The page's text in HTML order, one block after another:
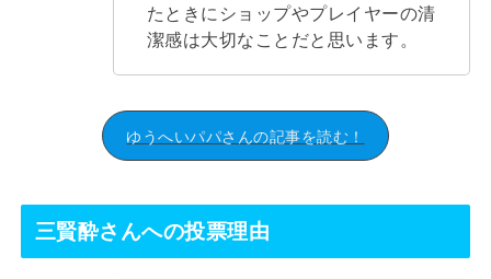
たときにショップやプレイヤーの清
潔感は大切なことだと思います。
ゆうへいパパさんの記事を読む！
三賢酔さんへの投票理由